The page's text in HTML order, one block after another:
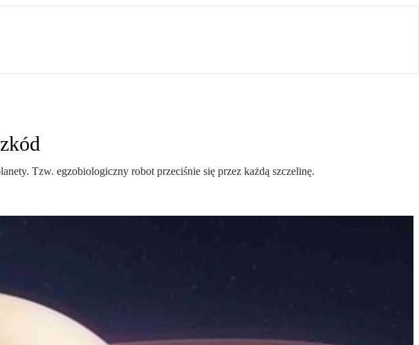
Tzw. egzobiologiczny robot przeciśnie się przez każdą szczelinę.